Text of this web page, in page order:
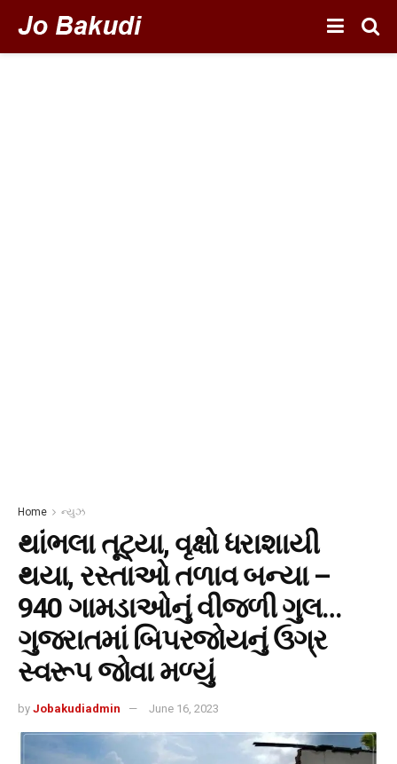
Home ન્યુઝ
થાંભલા તૂટ્યા, વૃક્ષો ધરાશાયી
થયા, રસ્તાઓ તળાવ બન્યા –
940 ગામડાઓનું વીજળી ગુલ…
ગુજરાતમાં બિપરજોયનું ઉગ્ર
સ્વરૂપ જોવા મળ્યું
by Jobakudiadmin June 16, 2023